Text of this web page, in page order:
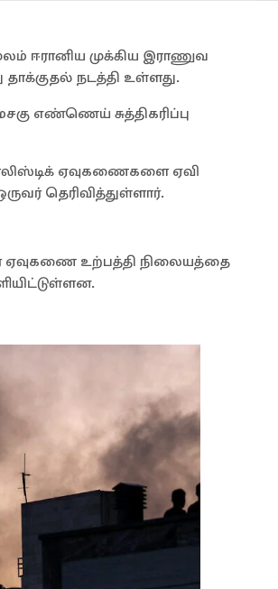
ஈரானிய முக்கிய இராணுவ
நடத்தி உள்ளது.
எண்ணெய் சுத்திகரிப்பு
ஏவுகணைகளை ஏவி
தெரிவித்துள்ளார்.
ஏவுகணை உற்பத்தி நிலையத்தை